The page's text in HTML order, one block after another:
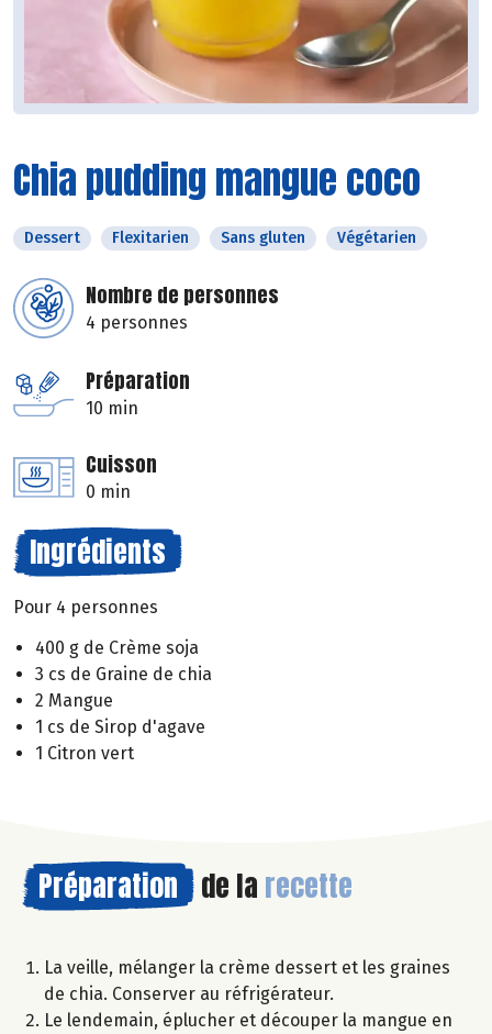
Chia pudding mangue coco
Dessert Flexitarien Sans gluten Végétarien
Nombre de personnes
4 personnes
Préparation
10 min
Cuisson
0 min
Ingrédients
Pour 4 personnes
400 g de Crème soja
3 cs de Graine de chia
2 Mangue
1 cs de Sirop d'agave
1 Citron vert
Préparation de la recette
La veille, mélanger la crème dessert et les graines
de chia. Conserver au réfrigérateur.
Le lendemain, éplucher et découper la mangue en